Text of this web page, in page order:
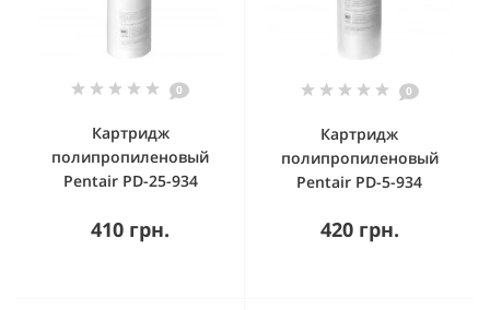
0
Картридж
полипропиленовый
Pentair PD-25-934
410 грн.
0
Картридж
полипропиленовый
Pentair PD-5-934
420 грн.